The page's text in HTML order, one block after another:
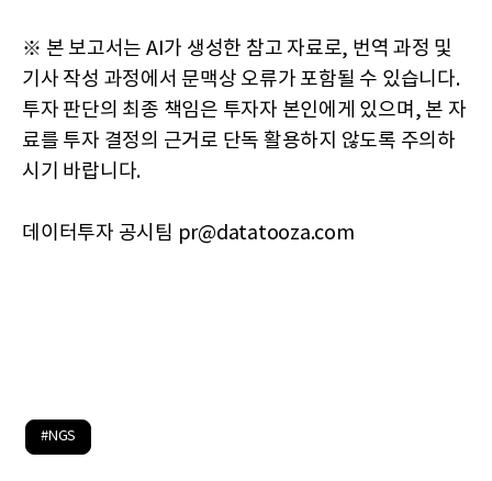
※ 본 보고서는 AI가 생성한 참고 자료로, 번역 과정 및
기사 작성 과정에서 문맥상 오류가 포함될 수 있습니다.
투자 판단의 최종 책임은 투자자 본인에게 있으며, 본 자
료를 투자 결정의 근거로 단독 활용하지 않도록 주의하
시기 바랍니다.
데이터투자 공시팀 pr@datatooza.com
#NGS